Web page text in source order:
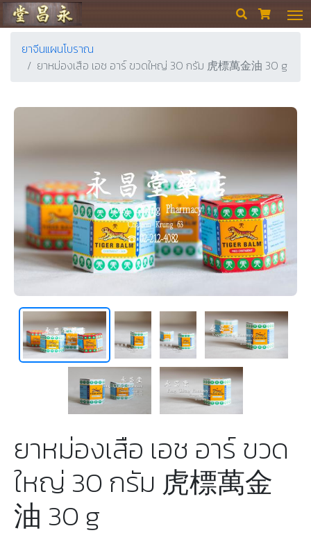
ร้านขายยา ย่งเชียงตึ๊ง  
ยาจีนแผนโบราณ
ยาหม่องเสือ เอช อาร์ ขวดใหญ่ 30 กรัม 虎標萬金油 30 g
ยาหม่องเสือ เอช อาร์ ขวด
ใหญ่ 30 กรัม 虎標萬金
油 30 g